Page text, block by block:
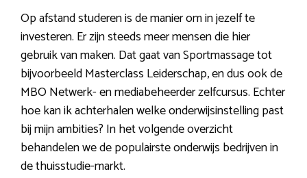
Op afstand studeren is de manier om in jezelf te
investeren. Er zijn steeds meer mensen die hier
gebruik van maken. Dat gaat van Sportmassage tot
bijvoorbeeld Masterclass Leiderschap, en dus ook de
MBO Netwerk- en mediabeheerder zelfcursus. Echter
hoe kan ik achterhalen welke onderwijsinstelling past
bij mijn ambities? In het volgende overzicht
behandelen we de populairste onderwijs bedrijven in
de thuisstudie-markt.